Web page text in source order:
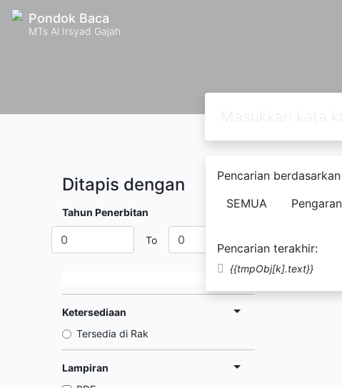
Pondok Baca
MTs Al Irsyad Gajah
Pencarian
SEMUA
Pencarian terakhir:
{{tmpObj[k].text}}
Ditapis dengan
Tahun Penerbitan
To
Ketersediaan
Tersedia di Rak
Lampiran
and...